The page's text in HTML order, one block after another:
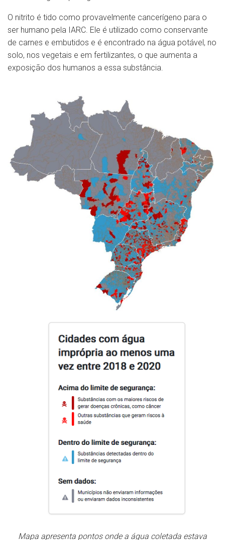
O nitrito é tido como provavelmente cancerígeno para o
ser humano pela IARC. Ele é utilizado como conservante
de carnes e embutidos e é encontrado na água potável, no
solo, nos vegetais e em fertilizantes, o que aumenta a
exposição dos humanos a essa substância.
Mapa apresenta pontos onde a água coletada estava